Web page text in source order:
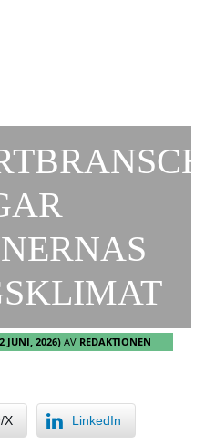
JUNI, 2026) AV REDAKTIONEN
X LinkedIn